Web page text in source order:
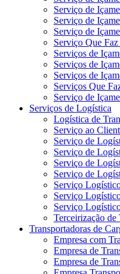
Serviço de
Serviço de
Serviço de
Serviço Que
Serviços de
Serviços de
Serviços de
Serviços Que
Serviço de
Serviços de Logística
Logística de
Serviço ao
Serviço de
Serviço de
Serviço de
Serviço de
Serviço
Serviço
Serviço
Terceirização
Transportadoras de
Empresa com
Empresa de
Empresa de